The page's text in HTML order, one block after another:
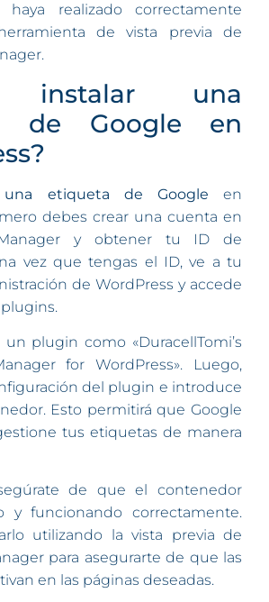
haya realizado correctamente
de vista previa de
instalar una
de Google en
una etiqueta de Google en
debes crear una cuenta en
y obtener tu ID de
vez que tengas el ID, ve a tu
de WordPress y accede
un plugin como «DuracellTomi’s
for WordPress». Luego,
del plugin e introduce
Esto permitirá que Google
tus etiquetas de manera
de que el contenedor
y funcionando correctamente.
utilizando la vista previa de
para asegurarte de que las
en las páginas deseadas.